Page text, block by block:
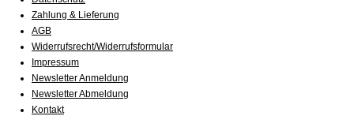
Zahlung & Lieferung
AGB
Widerrufsrecht/Widerrufsformular
Impressum
Newsletter Anmeldung
Newsletter Abmeldung
Kontakt